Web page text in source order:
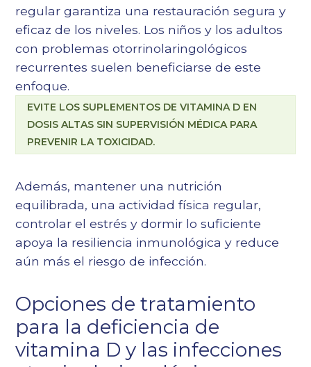
regular garantiza una restauración segura y
eficaz de los niveles. Los niños y los adultos
con problemas otorrinolaringológicos
recurrentes suelen beneficiarse de este
enfoque.
EVITE LOS SUPLEMENTOS DE VITAMINA D EN
DOSIS ALTAS SIN SUPERVISIÓN MÉDICA PARA
PREVENIR LA TOXICIDAD.
Además, mantener una nutrición
equilibrada, una actividad física regular,
controlar el estrés y dormir lo suficiente
apoya la resiliencia inmunológica y reduce
aún más el riesgo de infección.
Opciones de tratamiento
para la deficiencia de
vitamina D y las infecciones